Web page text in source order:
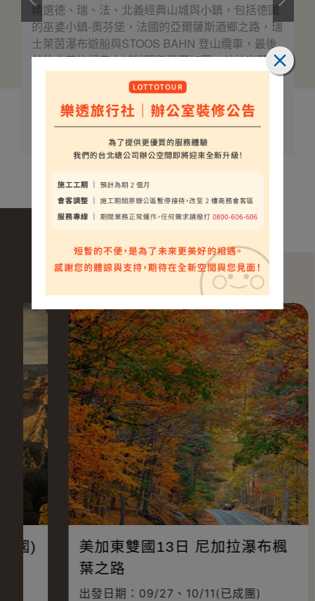
精選德、瑞、法、北義經典山城與小鎮，包括德國
的巫婆小鎮-奧芬堡，法國的亞爾薩斯酒鄉之路，瑞
士萊茵瀑布遊船與STOOS BAHN 登山纜車，最後
前往北義的經典山城科莫與貝爾加莫，並於米蘭體
驗時尚藝術，完整收錄四國精品小鎮。
$160000 介紹
美加東雙國13日 尼加拉瀑布楓
葉之路
出發日期：09/27、10/11(已成團)